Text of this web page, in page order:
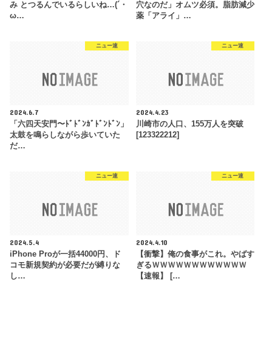
み とつるんでいるらしいね…(´・
ω…
穴なのだ」オムツ必須。脂肪減少
薬「アライ」…
ニュー速
2024.6.7
「六四天安門〜ﾄﾞﾄﾞﾝｶﾞﾄﾞﾝﾄﾞﾝ」
太鼓を鳴らしながら歩いていた
だ…
ニュー速
2024.4.23
川崎市の人口、155万人を突破
[123322212]
ニュー速
2024.5.4
iPhone Proが一括44000円、ド
コモ新規契約が必要だが縛りな
し…
ニュー速
2024.4.10
【衝撃】俺の食事がこれ。やばす
ぎるＷＷＷＷＷＷＷＷＷＷＷＷ
【速報】 […